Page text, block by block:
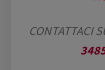
CONTATTACI